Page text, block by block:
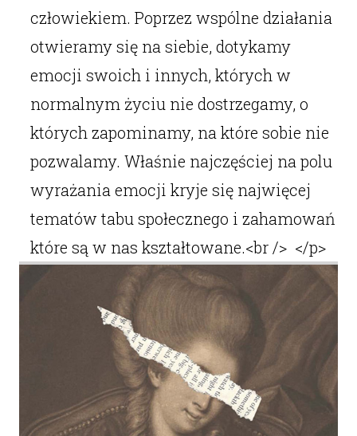
człowiekiem. Poprzez wspólne działania
otwieramy się na siebie, dotykamy
emocji swoich i innych, których w
normalnym życiu nie dostrzegamy, o
których zapominamy, na które sobie nie
pozwalamy. Właśnie najczęściej na polu
wyrażania emocji kryje się najwięcej
tematów tabu społecznego i zahamowań
które są w nas kształtowane.<br /> </p>